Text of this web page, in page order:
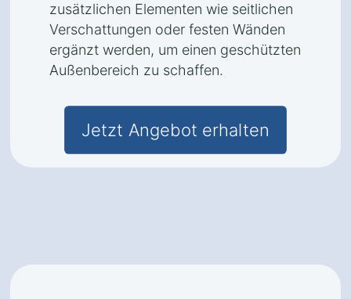
zusätzlichen Elementen wie seitlichen
Verschattungen oder festen Wänden
ergänzt werden, um einen geschützten
Außenbereich zu schaffen.
Jetzt Angebot erhalten